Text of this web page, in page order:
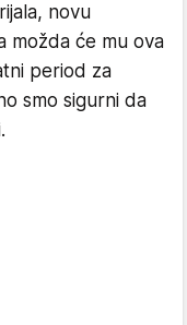
novu
možda će mu ova
period za
smo sigurni da